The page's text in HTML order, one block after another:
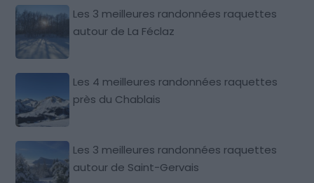
Les 3 meilleures randonnées raquettes
autour de La Féclaz
Les 4 meilleures randonnées raquettes
près du Chablais
Les 3 meilleures randonnées raquettes
autour de Saint-Gervais